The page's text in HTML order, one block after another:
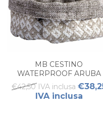
MB CESTINO
WATERPROOF ARUBA
SAND L
€42,50 IVA inclusa
IVA inclusa